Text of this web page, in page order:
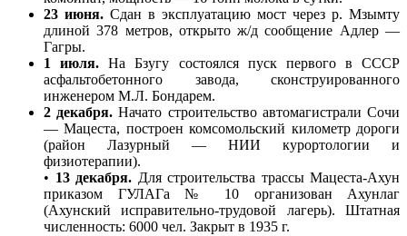
23 июня. Сдан в эксплуатацию мост через р. Мзымту
длиной 378 метров, открыто ж/д сообщение Адлер —
Гагры.
1 июля. На Бзугу состоялся пуск первого в СССР
асфальтобетонного завода, сконструированного
инженером М.Л. Бондарем.
2 декабря. Начато строительство автомагистрали Сочи
— Мацеста, построен комсомольский километр дороги
(район Лазурный — НИИ курортологии и
физиотерапии).
• 13 декабря. Для строительства трассы Мацеста-Ахун
приказом ГУЛАГа № 10 организован Ахунлаг
(Ахунский исправительно-трудовой лагерь). Штатная
численность: 6000 чел. Закрыт в 1935 г.